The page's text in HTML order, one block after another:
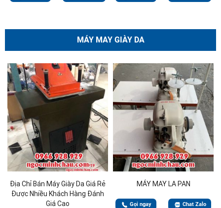
MÁY MAY GIÀY DA
Địa Chỉ Bán Máy Giày Da Giá Rẻ
Được Nhiều Khách Hàng Đánh
Giá Cao
MÁY MAY LA PAN
Gọi ngay Chat Zalo